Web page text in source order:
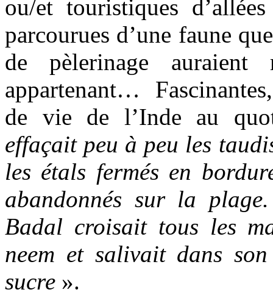
ou/et touristiques
parcourues d’une faune
de pèlerinage auraient
appartenant…
de vie de l’Inde au
effaçait peu à peu les
les étals fermés en
abandonnés sur la
Badal croisait tous les
neem et salivait dans
sucre ».